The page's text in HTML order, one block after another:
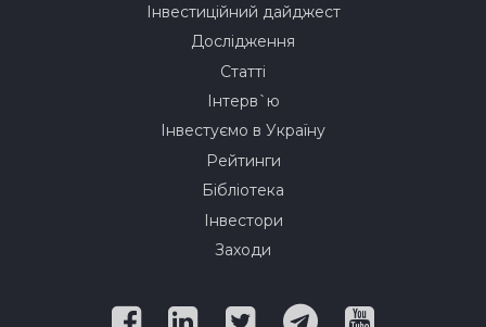
Інвестиційний дайджест
Дослідження
Статті
Інтерв`ю
Інвестуємо в Україну
Рейтинги
Бібліотека
Інвестори
Заходи